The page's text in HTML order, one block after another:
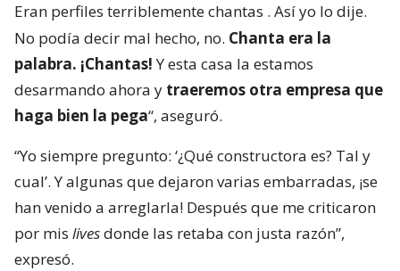
Eran perfiles terriblemente chantas . Así yo lo dije.
No podía decir mal hecho, no. Chanta era la
palabra. ¡Chantas!Y esta casa la estamos
desarmando ahora y traeremos otra empresa que
haga bien la pega“, aseguró.
“Yo siempre pregunto: ‘¿Qué constructora es? Tal y
cual’. Y algunas que dejaron varias embarradas, ¡se
han venido a arreglarla! Después que me criticaron
por mis livesdonde las retaba con justa razón”,
expresó.